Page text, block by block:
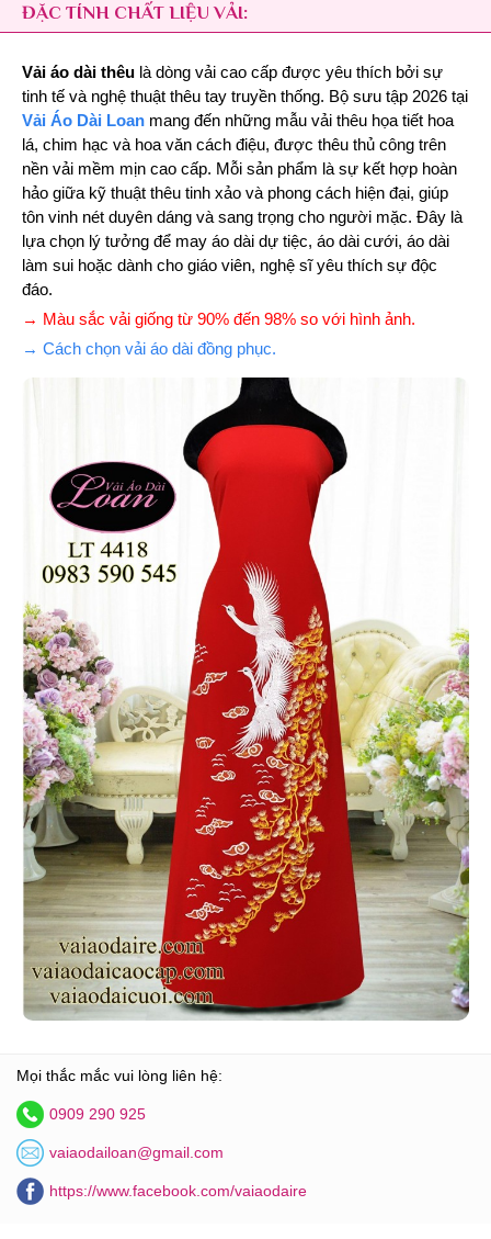
ĐẶC TÍNH CHẤT LIỆU VẢI:
Vải áo dài thêu là dòng vải cao cấp được yêu thích bởi sự
tinh tế và nghệ thuật thêu tay truyền thống. Bộ sưu tập 2026 tại
Vải Áo Dài Loan mang đến những mẫu vải thêu họa tiết hoa
lá, chim hạc và hoa văn cách điệu, được thêu thủ công trên
nền vải mềm mịn cao cấp. Mỗi sản phẩm là sự kết hợp hoàn
hảo giữa kỹ thuật thêu tinh xảo và phong cách hiện đại, giúp
tôn vinh nét duyên dáng và sang trọng cho người mặc. Đây là
lựa chọn lý tưởng để may áo dài dự tiệc, áo dài cưới, áo dài
làm sui hoặc dành cho giáo viên, nghệ sĩ yêu thích sự độc
đáo.
→ Màu sắc vải giống từ 90% đến 98% so với hình ảnh.
→ Cách chọn vải áo dài đồng phục.
Mọi thắc mắc vui lòng liên hệ:
0909 290 925
vaiaodailoan@gmail.com
https://www.facebook.com/vaiaodaire